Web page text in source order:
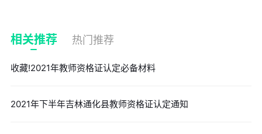
相关推荐 热门推荐
收藏!2021年教师资格证认定必备材料
2021年下半年吉林通化县教师资格证认定通知